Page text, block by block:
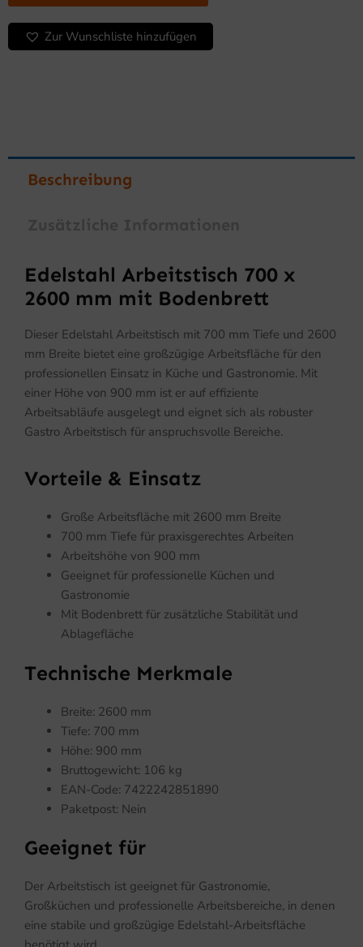
Zur Wunschliste hinzufügen
Beschreibung
Edelstahl Arbeitstisch 700 x
2600 mm mit Bodenbrett
Dieser Edelstahl Arbeitstisch mit 700 mm Tiefe und 2600
mm Breite bietet eine großzügige Arbeitsfläche für den
professionellen Einsatz in Küche und Gastronomie. Mit
einer Höhe von 900 mm ist er auf effiziente
Arbeitsabläufe ausgelegt und eignet sich als robuster
Gastro Arbeitstisch für anspruchsvolle Bereiche.
Vorteile & Einsatz
Große Arbeitsfläche mit 2600 mm Breite
700 mm Tiefe für praxisgerechtes Arbeiten
Arbeitshöhe von 900 mm
Geeignet für professionelle Küchen und
Gastronomie
Mit Bodenbrett für zusätzliche Stabilität und
Ablagefläche
Technische Merkmale
Breite: 2600 mm
Tiefe: 700 mm
Höhe: 900 mm
Bruttogewicht: 106 kg
EAN-Code: 7422242851890
Paketpost: Nein
Geeignet für
Der Arbeitstisch ist geeignet für Gastronomie,
Großküchen und professionelle Arbeitsbereiche, in denen
eine stabile und großzügige Edelstahl-Arbeitsfläche